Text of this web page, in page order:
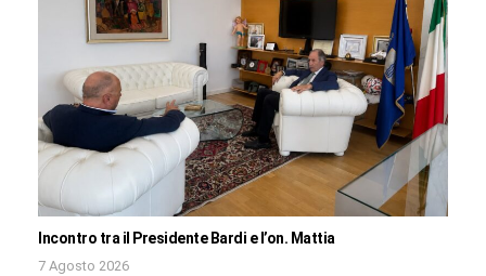
Incontro tra il Presidente Bardi e l’on. Mattia
7 Agosto 2026